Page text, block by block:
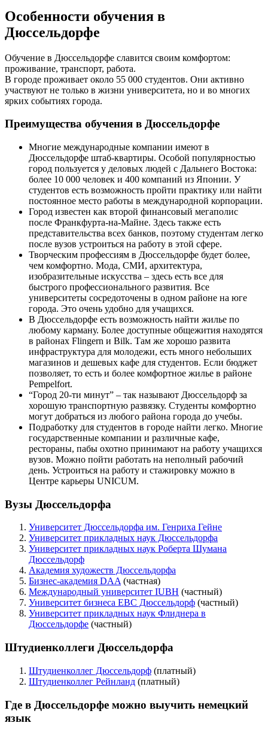
Особенности обучения в
Дюссельдорфе
Обучение в Дюссельдорфе славится своим комфортом:
проживание, транспорт, работа.
В городе проживает около 55 000 студентов. Они активно
участвуют не только в жизни университета, но и во многих
ярких событиях города.
Преимущества обучения в Дюссельдорфе
Многие международные компании имеют в
Дюссельдорфе штаб-квартиры. Особой популярностью
город пользуется у деловых людей с Дальнего Востока:
более 10 000 человек и 400 компаний из Японии. У
студентов есть возможность пройти практику или найти
постоянное место работы в международной корпорации.
Город известен как второй финансовый мегаполис
после Франкфурта-на-Майне. Здесь также есть
представительства всех банков, поэтому студентам легко
после вузов устроиться на работу в этой сфере.
Творческим профессиям в Дюссельдорфе будет более,
чем комфортно. Мода, СМИ, архитектура,
изобразительные искусства – здесь есть все для
быстрого профессионального развития. Все
университеты сосредоточены в одном районе на юге
города. Это очень удобно для учащихся.
В Дюссельдорфе есть возможность найти жилье по
любому карману. Более доступные общежития находятся
в районах Flingern и Bilk. Там же хорошо развита
инфраструктура для молодежи, есть много небольших
магазинов и дешевых кафе для студентов. Если бюджет
позволяет, то есть и более комфортное жилье в районе
Pempelfort.
“Город 20-ти минут” – так называют Дюссельдорф за
хорошую транспортную развязку. Студенты комфортно
могут добраться из любого района города до учебы.
Подработку для студентов в городе найти легко. Многие
государственные компании и различные кафе,
рестораны, пабы охотно принимают на работу учащихся
вузов. Можно пойти работать на неполный рабочий
день. Устроиться на работу и стажировку можно в
Центре карьеры UNICUM.
Вузы Дюссельдорфа
Университет Дюссельдорфа им. Генриха Гейне
Университет прикладных наук Дюссельдорфа
Университет прикладных наук Роберта Шумана
Дюссельдорф
Академия художеств Дюссельдорфа
Бизнес-академия DAA(частная)
Международный университет IUBH (частный)
Университет бизнеса EBC Дюссельдорф (частный)
Университет прикладных наук Флиднера в
Дюссельдорфе (частный)
Штудиенколлеги Дюссельдорфа
Штудиенколлег Дюссельдорф (платный)
Штудиенколлег Рейнланд (платный)
Где в Дюссельдорфе можно выучить немецкий
язык